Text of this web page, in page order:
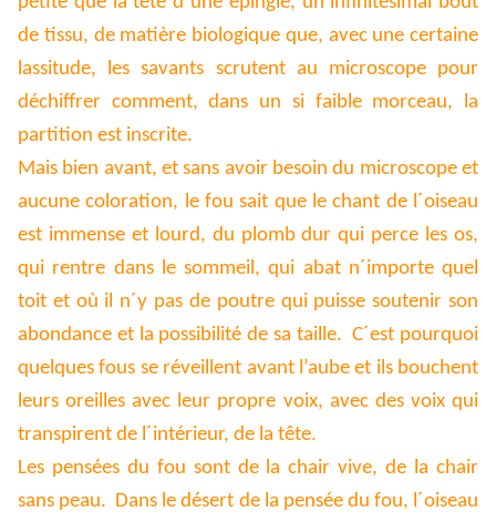
de tissu, de matière biologique que, avec une certaine
lassitude, les savants scrutent au microscope pour
déchiffrer comment, dans un si faible morceau, la
partition est inscrite.
Mais bien avant, et sans avoir besoin du microscope et
aucune coloration, le fou sait que le chant de l´oiseau
est immense et lourd, du plomb dur qui perce les os,
qui rentre dans le sommeil, qui abat n´importe quel
toit et où il n´y pas de poutre qui puisse soutenir son
abondance et la possibilité de sa taille. C´est pourquoi
quelques fous se réveillent avant l’aube et ils bouchent
leurs oreilles avec leur propre voix, avec des voix qui
transpirent de l´intérieur, de la tête.
Les pensées du fou sont de la chair vive, de la chair
sans peau. Dans le désert de la pensée du fou, l´oiseau